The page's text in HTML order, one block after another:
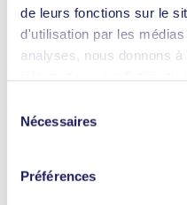
de leurs fonctions sur le
d'utilisation par les
analyses, nous donnons
informations à d'autres
fournies ou qu'ils ont
utilisation des services.
révoquer votre
Nécessaires
Préférences
Operating Manual N 012
3D CAD Model N 012.11